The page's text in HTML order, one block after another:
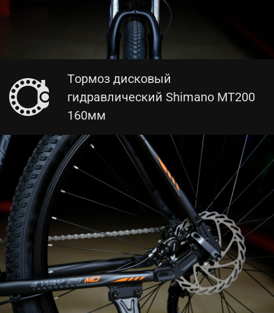
Тормоз дисковый
гидравлический Shimano MT200
160мм